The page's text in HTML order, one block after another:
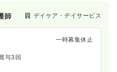
師 デイケア・デイサービス
一時募集休止
与3回